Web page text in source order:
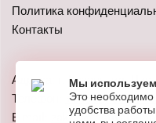
Политика
Контакты
Адреса: г. Казань, ул.
Телефон:
+7 (962) 555-41-
E-mail:
Мы
Это
удобства